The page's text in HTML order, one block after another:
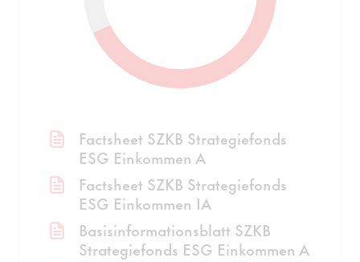
Factsheet SZKB Strategiefonds
ESG Einkommen A
Factsheet SZKB Strategiefonds
ESG Einkommen IA
Basisinformationsblatt SZKB
Strategiefonds ESG Einkommen A